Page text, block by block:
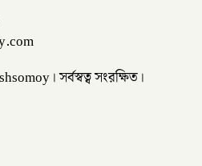
সর্বস্বত্ব সংরক্ষিত।